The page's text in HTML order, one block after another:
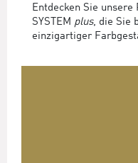
Entdecken Sie unsere
SYSTEM plus, die Sie
einzigartiger